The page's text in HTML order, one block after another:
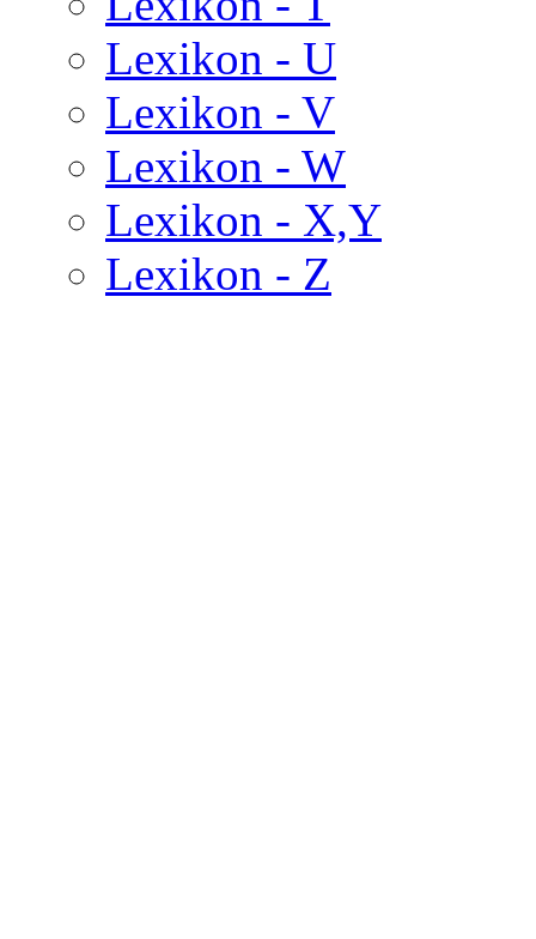
Lexikon - U
Lexikon - V
Lexikon - W
Lexikon - X,Y
Lexikon - Z